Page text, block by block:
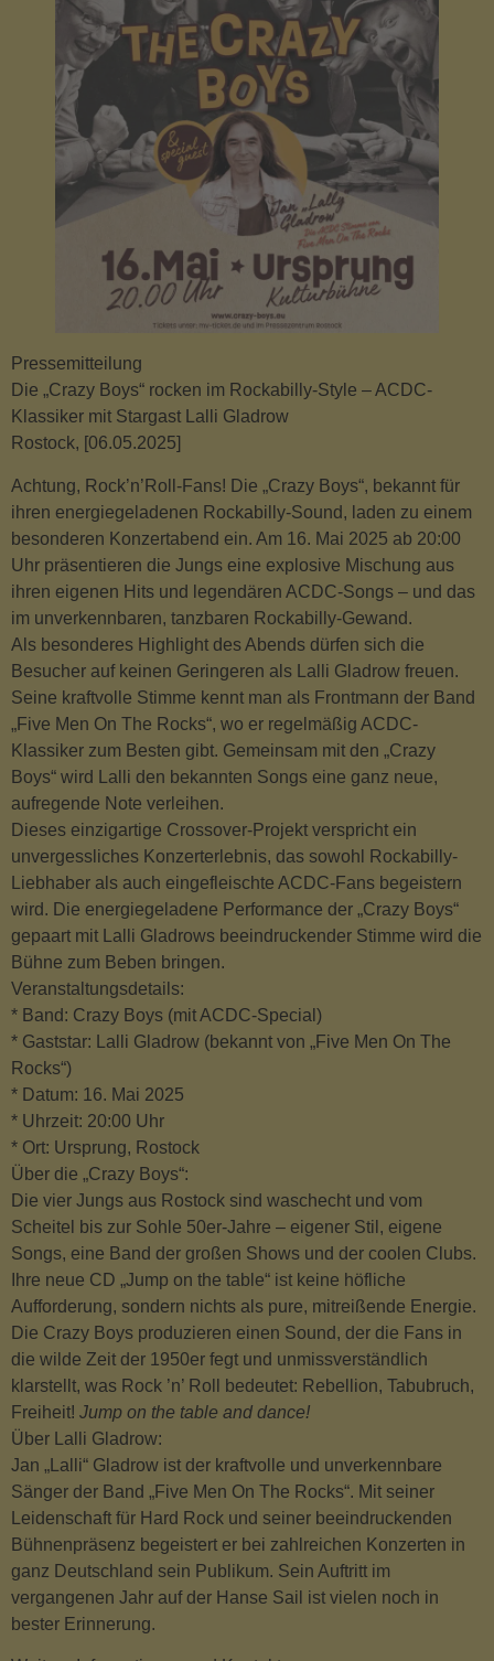
Pressemitteilung
Die „Crazy Boys“ rocken im Rockabilly-Style – ACDC-
Klassiker mit Stargast Lalli Gladrow
Rostock, [06.05.2025]
Achtung, Rock’n’Roll-Fans! Die „Crazy Boys“, bekannt für
ihren energiegeladenen Rockabilly-Sound, laden zu einem
besonderen Konzertabend ein. Am 16. Mai 2025 ab 20:00
Uhr präsentieren die Jungs eine explosive Mischung aus
ihren eigenen Hits und legendären ACDC-Songs – und das
im unverkennbaren, tanzbaren Rockabilly-Gewand.
Als besonderes Highlight des Abends dürfen sich die
Besucher auf keinen Geringeren als Lalli Gladrow freuen.
Seine kraftvolle Stimme kennt man als Frontmann der Band
„Five Men On The Rocks“, wo er regelmäßig ACDC-
Klassiker zum Besten gibt. Gemeinsam mit den „Crazy
Boys“ wird Lalli den bekannten Songs eine ganz neue,
aufregende Note verleihen.
Dieses einzigartige Crossover-Projekt verspricht ein
unvergessliches Konzerterlebnis, das sowohl Rockabilly-
Liebhaber als auch eingefleischte ACDC-Fans begeistern
wird. Die energiegeladene Performance der „Crazy Boys“
gepaart mit Lalli Gladrows beeindruckender Stimme wird die
Bühne zum Beben bringen.
Veranstaltungsdetails:
* Band: Crazy Boys (mit ACDC-Special)
* Gaststar: Lalli Gladrow (bekannt von „Five Men On The
Rocks“)
* Datum: 16. Mai 2025
* Uhrzeit: 20:00 Uhr
* Ort: Ursprung, Rostock
Über die „Crazy Boys“:
Die vier Jungs aus Rostock sind waschecht und vom
Scheitel bis zur Sohle 50er-Jahre – eigener Stil, eigene
Songs, eine Band der großen Shows und der coolen Clubs.
Ihre neue CD „Jump on the table“ ist keine höfliche
Aufforderung, sondern nichts als pure, mitreißende Energie.
Die Crazy Boys produzieren einen Sound, der die Fans in
die wilde Zeit der 1950er fegt und unmissverständlich
klarstellt, was Rock ’n’ Roll bedeutet: Rebellion, Tabubruch,
Freiheit! Jump on the table and dance!
Über Lalli Gladrow:
Jan „Lalli“ Gladrow ist der kraftvolle und unverkennbare
Sänger der Band „Five Men On The Rocks“. Mit seiner
Leidenschaft für Hard Rock und seiner beeindruckenden
Bühnenpräsenz begeistert er bei zahlreichen Konzerten in
ganz Deutschland sein Publikum. Sein Auftritt im
vergangenen Jahr auf der Hanse Sail ist vielen noch in
bester Erinnerung.